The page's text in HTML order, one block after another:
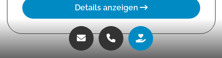
Details anzeigen